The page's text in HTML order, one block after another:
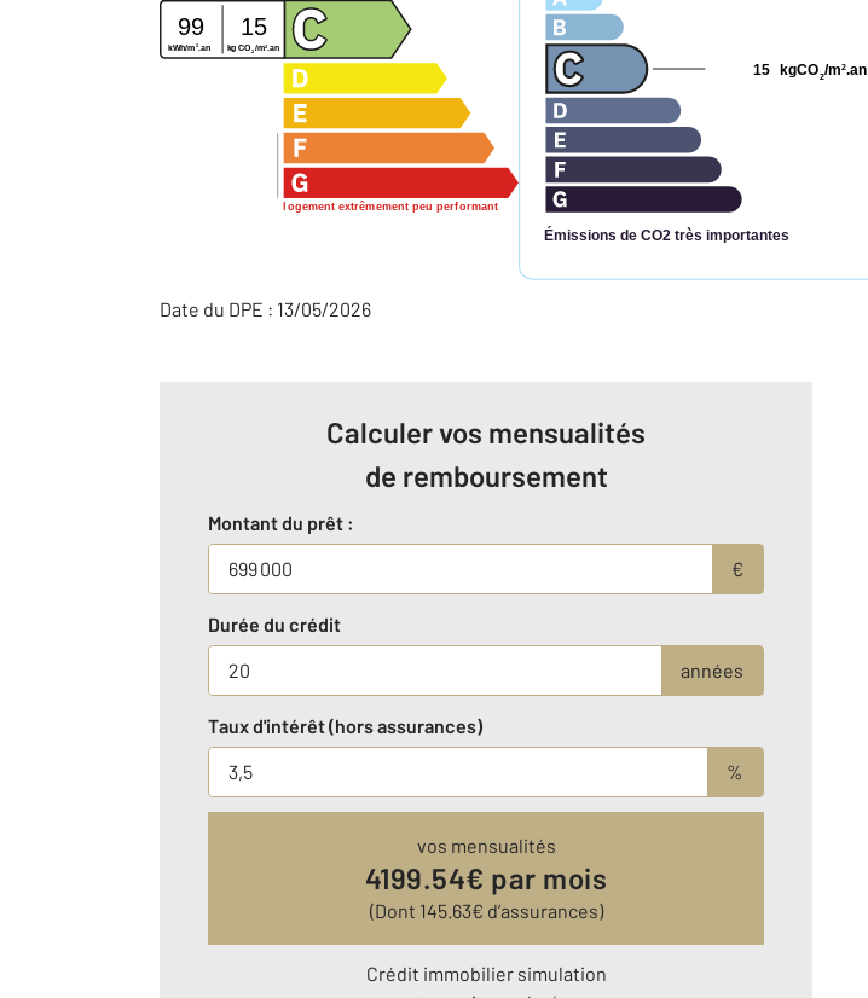
logement extrêmement peu performant
99 15
kWh/m 2 .an kg CO2/m2 .an
Émissions de CO2 très importantes
kgCO2/m2.an
15
Date du DPE : 13/05/2026
Calculer vos mensualités
de remboursement
Montant du prêt :
€
Durée du crédit
années
Taux d'intérêt (hors assurances)
%
vos mensualités
4199.54€ par mois
(Dont 145.63€ d’assurances)
Crédit immobilier simulation